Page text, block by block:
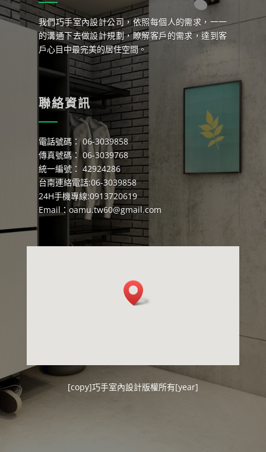
我們巧手室內設計公司，依照每個人的需求，一一
的溝通下去做設計規劃，瞭解客戶的需求，達到客
戶心目中最完美的居住空間。
聯絡資訊
電話號碼： 06-3039858
傳真號碼： 06-3039768
統一編號： 42924286
台南連絡電話:06-3039858
24H手機專線:0913720619
Email： oamu.tw60@gmail.com
[copy]巧手室內設計版權所有[year]